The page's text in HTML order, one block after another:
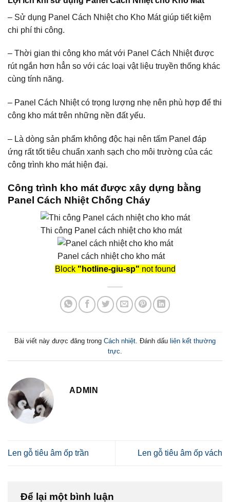
– Sử dụng Panel Cách Nhiệt cho Kho Mát giúp tiết kiệm
chi phí thi công.
– Thời gian thi công kho mát với Panel Cách Nhiệt được
rút ngắn hơn hẳn so với các loại vật liệu truyền thống khác
cùng tính năng.
– Panel Cách Nhiệt có trọng lượng nhẹ nên phù hợp để thi
công kho mát trên những nền đất yếu.
– Là dòng sản phẩm không độc hại nên tấm Panel đáp
ứng rất tốt tiêu chuẩn xanh sạch cho môi trường của các
công trình kho mát hiện đại.
Công trình kho mát được xây dựng bằng
Panel Cách Nhiệt Chống Cháy
Thi công Panel cách nhiệt cho kho mát
Panel cách nhiệt cho kho mát
Block "hotline-giu-sp" not found
Bài viết này được đăng trong Cách nhiệt . Đánh dấu liên kết thường
trực
ADMIN
Len gỗ tiêu âm ốp trần Len gỗ tiêu âm ốp vách
Để lại một bình luận